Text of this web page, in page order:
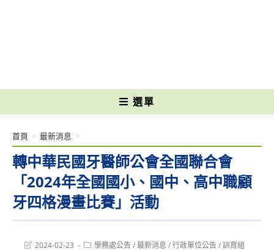
選單
轉中華民國牙醫師公會全國聯合會
「2024年全國國小、國中、高中職顧
牙四格漫畫比賽」活動
首頁 > 最新消息 >
Post2024-02-23
Post學務處公告/最新消息 /行政單位公告/訓育組